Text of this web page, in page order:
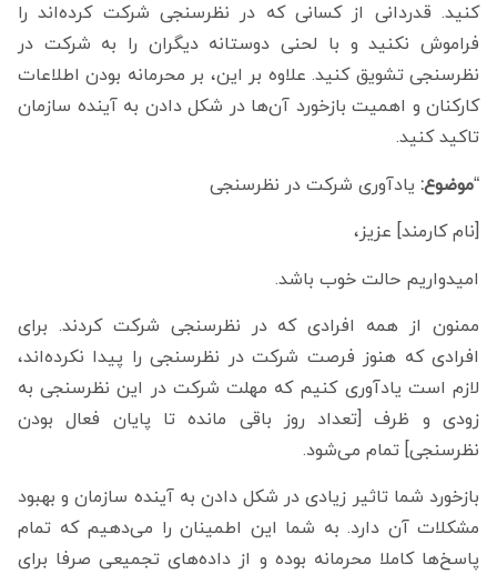
کنید. قدردانی از کسانی که در نظرسنجی شرکت کرده‌اند را
فراموش نکنید و با لحنی دوستانه دیگران را به شرکت در
نظرسنجی تشویق کنید. علاوه بر این، بر محرمانه بودن اطلاعات
کارکنان و اهمیت بازخورد آن‌ها در شکل دادن به آینده سازمان
تاکید کنید.
“موضوع: یادآوری شرکت در نظرسنجی
[نام کارمند] عزیز،
امیدواریم حالت خوب باشد.
ممنون از همه افرادی که در نظرسنجی شرکت کردند. برای
افرادی که هنوز فرصت شرکت در نظرسنجی را پیدا نکرده‌اند،
لازم است یادآوری کنیم که مهلت شرکت در این نظرسنجی به
زودی و ظرف [تعداد روز باقی مانده تا پایان فعال بودن
نظرسنجی] تمام می‌شود.
بازخورد شما تاثیر زیادی در شکل دادن به آینده سازمان و بهبود
مشکلات آن دارد. به شما این اطمینان را می‌دهیم که تمام
پاسخ‌ها کاملا محرمانه بوده و از داده‌های تجمیعی صرفا برای